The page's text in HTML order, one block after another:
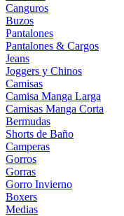
Canguros
Buzos
Pantalones
Pantalones & Cargos
Jeans
Joggers y Chinos
Camisas
Camisa Manga Larga
Camisas Manga Corta
Bermudas
Shorts de Baño
Camperas
Gorros
Gorras
Gorro Invierno
Boxers
Medias